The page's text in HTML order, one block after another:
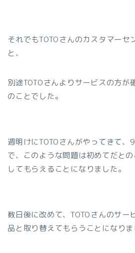
それでもTOTOさんのカスタマーセ
と、
別途TOTOさんよりサービスの方が
のことでした。
週明けにTOTOさんがやってきて、
で、このような問題は初めてだと
してもらえることになりました。
数日後に改めて、TOTOさんのサー
品と取り替えてもらうことになりま